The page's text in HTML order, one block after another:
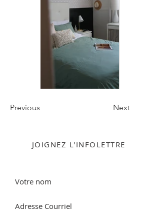
Previous Next
JOIGNEZ L'INFOLETTRE